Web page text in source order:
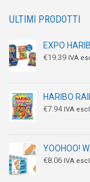
ULTIMI PRODOTTI
EXPO
€19.39 IVA
HARIBO
€7.94 IVA
YOOHOO!
€8.06 IVA